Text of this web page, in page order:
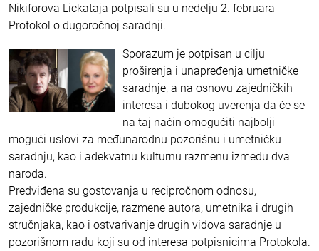
Nikiforova Lickataja potpisali su u nedelju 2. februara
Protokol o dugoročnoj saradnji.
Sporazum je potpisan u cilju
proširenja i unapređenja umetničke
saradnje, a na osnovu zajedničkih
interesa i dubokog uverenja da će se
na taj način omogućiti najbolji
mogući uslovi za međunarodnu pozorišnu i umetničku
saradnju, kao i adekvatnu kulturnu razmenu između dva
naroda.
Predviđena su gostovanja u recipročnom odnosu,
zajedničke produkcije, razmene autora, umetnika i drugih
stručnjaka, kao i ostvarivanje drugih vidova saradnje u
pozorišnom radu koji su od interesa potpisnicima Protokola.